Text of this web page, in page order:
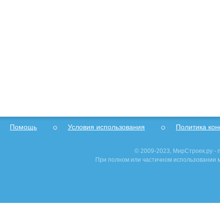
Помощь Условия использования Политика
© 2009-2023, МирСтроек.ру -
При полном или частичном использовании